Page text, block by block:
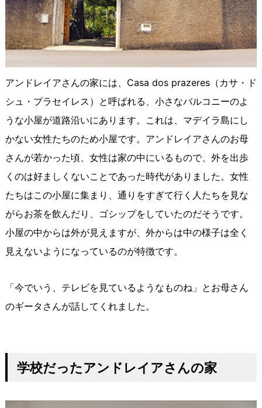
アンドレイアさんの家には、Casa dos prazeres（カサ・ド
シュ・プラセイレス）と呼ばれる、小さなバルコニーのよ
うな小屋が道路沿いにあります。これは、マデイラ島にし
かない女性たちのため小屋です。アンドレイアさんのお母
さんが若かった頃、女性は家の中にいるもので、外を出歩
くのは好ましくないことであった時代がありました。女性
たちはこの小屋に集まり、通りをすぎて行く人たちを見な
がらお茶を飲んだり、ゴシップをしていたのだそうです。
小屋の中からは外が見えますが、外からは中の様子は全く
見えないようになっているのが特徴です。
「今でいう、テレビを見ているようなものね」とお母さん
のギータさんが話してくれました。
学校だったアンドレイアさんの家